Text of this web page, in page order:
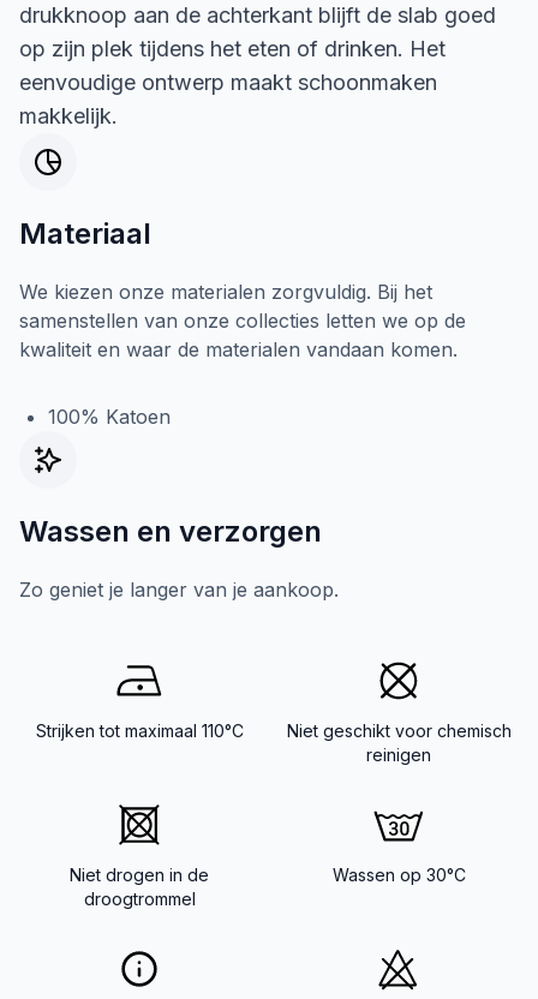
drukknoop aan de achterkant blijft de slab goed
op zijn plek tijdens het eten of drinken. Het
eenvoudige ontwerp maakt schoonmaken
makkelijk.
Materiaal
We kiezen onze materialen zorgvuldig. Bij het
samenstellen van onze collecties letten we op de
kwaliteit en waar de materialen vandaan komen.
100% Katoen
Wassen en verzorgen
Zo geniet je langer van je aankoop.
Strijken tot maximaal 110°C
Niet geschikt voor chemisch
reinigen
Niet drogen in de
droogtrommel
Wassen op 30°C